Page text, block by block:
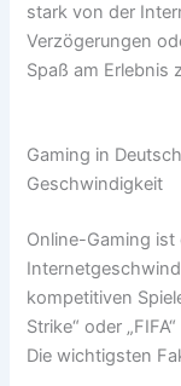
stark von der
Verzögerungen
Spaß am Erlebnis
Gaming in
Geschwindigkeit
Online-Gaming
kompetitiven
Strike“ oder
Die wichtigsten